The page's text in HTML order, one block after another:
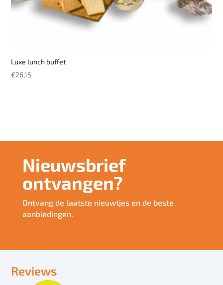
Luxe lunch buffet
€26,15
Nieuwsbrief
ontvangen?
Ontvang de laatste nieuwtjes en de beste
aanbiedingen.
Reviews